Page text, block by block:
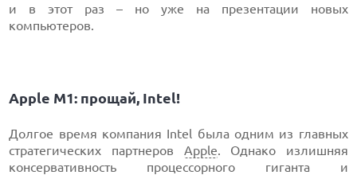
и в этот раз – но уже на презентации новых
компьютеров.
Apple M1: прощай, Intel!
Долгое время компания Intel была одним из главных
стратегических партнеров Apple. Однако излишняя
консервативность процессорного гиганта и